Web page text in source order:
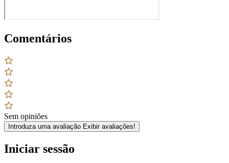
Comentários
Sem opiniões
Introduza uma avaliação Exibir avaliações!
Iniciar sessão